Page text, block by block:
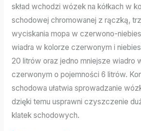
skład wchodzi wózek na kółkach w
schodowej chromowanej z rączką,
wyciskania mopa w czerwono-
wiadra w kolorze czerwonym i
20 litrów oraz jedno mniejsze wiadro
czerwonym o pojemności 6 litrów.
schodowa ułatwia sprowadzanie
dzięki temu usprawni czyszczenie
klatek schodowych.